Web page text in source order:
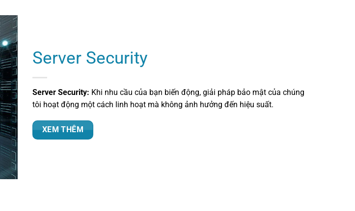
Server Security
Server Security: Khi nhu cầu của bạn biến động, giải pháp bảo mật của chúng
tôi hoạt động một cách linh hoạt mà không ảnh hưởng đến hiệu suất.
XEM THÊM